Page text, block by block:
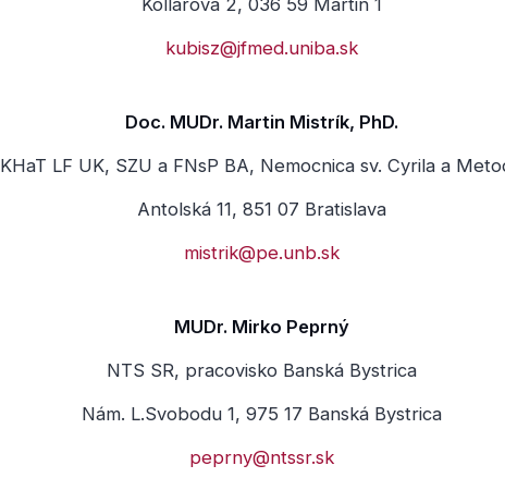
kubisz@jfmed.uniba.sk
Doc. MUDr. Martin Mistrík, PhD.
KHaT LF UK, SZU a FNsP BA, Nemocnica sv. Cyrila a
Antolská 11, 851 07 Bratislava
mistrik@pe.unb.sk
MUDr. Mirko Peprný
NTS SR, pracovisko Banská Bystrica
Nám. L.Svobodu 1, 975 17 Banská Bystrica
peprny@ntssr.sk